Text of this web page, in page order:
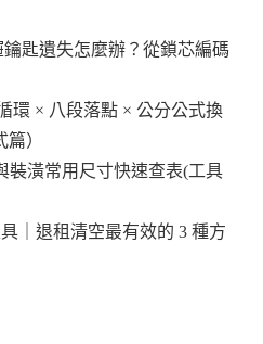
匙遺失怎麼辦？從鎖芯編碼
環 × 八段落點 × 公分公式換
）
裝潢常用尺寸快速查表(工具
｜退租清空最有效的 3 種方